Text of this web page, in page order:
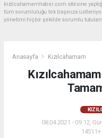
kizilcahamamhaber.com sitesine
tüm sorumluluğu tek başınıza
yönetimi hiçbir şekilde sorumlu
Anasayfa Kızılcahamam
08.04.2021 - 09:12,